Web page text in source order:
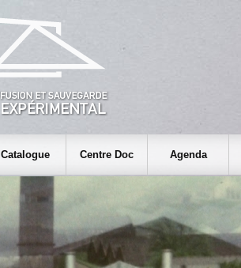
Catalogue Centre Doc Agenda